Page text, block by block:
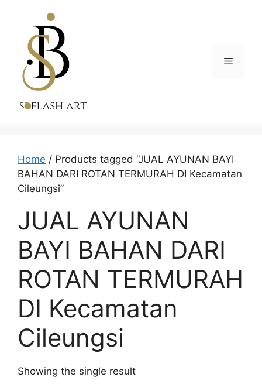
content
Menu
Home / Products tagged “JUAL AYUNAN BAYI
BAHAN DARI ROTAN TERMURAH DI Kecamatan
Cileungsi”
JUAL AYUNAN
BAYI BAHAN DARI
ROTAN TERMURAH
DI Kecamatan
Cileungsi
Showing the single result